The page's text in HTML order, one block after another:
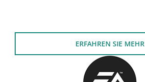
ERFAHREN SIE MEHR